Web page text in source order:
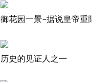
御花园一景–据说皇帝重
历史的见证人之一